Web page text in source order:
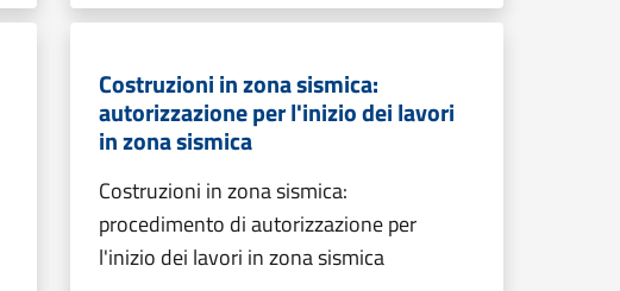
Costruzioni in zona sismica:
autorizzazione per l'inizio dei lavori
in zona sismica
Costruzioni in zona sismica:
procedimento di autorizzazione per
l'inizio dei lavori in zona sismica